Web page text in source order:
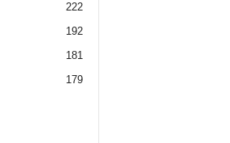
222
192
181
179